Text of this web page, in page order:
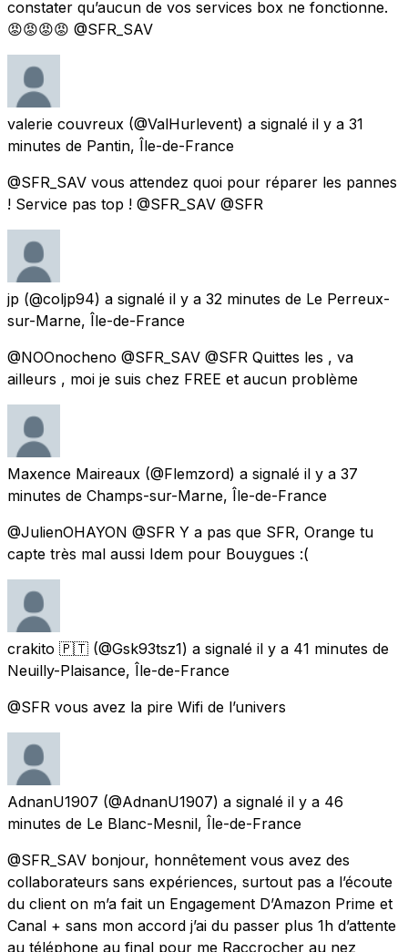
constater qu’aucun de vos services box ne fonctionne.
😡😡😡😡 @SFR_SAV
valerie couvreux (@ValHurlevent) a signalé il y a 31
minutes de Pantin, Île-de-France
@SFR_SAV vous attendez quoi pour réparer les pannes
! Service pas top ! @SFR_SAV @SFR
jp (@coljp94) a signalé il y a 32 minutes de Le Perreux-
sur-Marne, Île-de-France
@NOOnocheno @SFR_SAV @SFR Quittes les , va
ailleurs , moi je suis chez FREE et aucun problème
Maxence Maireaux (@Flemzord) a signalé il y a 37
minutes de Champs-sur-Marne, Île-de-France
@JulienOHAYON @SFR Y a pas que SFR, Orange tu
capte très mal aussi Idem pour Bouygues :(
crakito 🇵🇹 (@Gsk93tsz1) a signalé il y a 41 minutes de
Neuilly-Plaisance, Île-de-France
@SFR vous avez la pire Wifi de l’univers
AdnanU1907 (@AdnanU1907) a signalé il y a 46
minutes de Le Blanc-Mesnil, Île-de-France
@SFR_SAV bonjour, honnêtement vous avez des
collaborateurs sans expériences, surtout pas a l’écoute
du client on m’a fait un Engagement D’Amazon Prime et
Canal + sans mon accord j’ai du passer plus 1h d’attente
au téléphone au final pour me Raccrocher au nez